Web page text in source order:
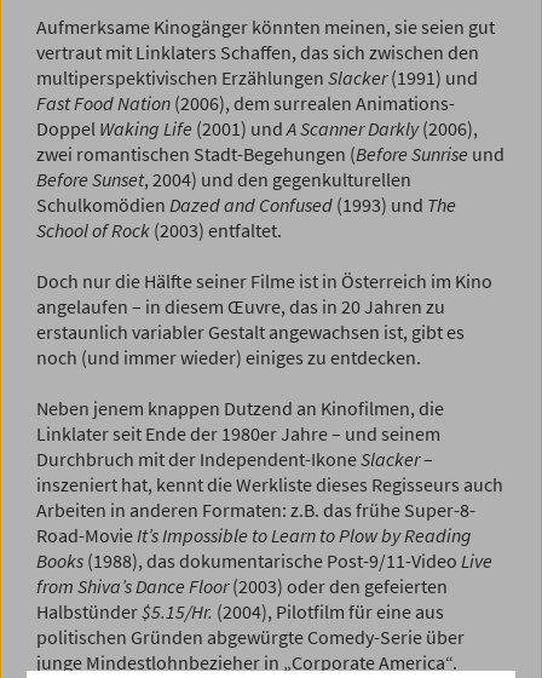
Aufmerksame Kinogänger könnten meinen, sie seien gut
vertraut mit Linklaters Schaffen, das sich zwischen den
multiperspektivischen Erzählungen Slacker(1991) und
Fast Food Nation (2006), dem surrealen Animations-
Doppel Waking Life (2001) undA Scanner Darkly(2006),
zwei romantischen Stadt-Begehungen (Before Sunrise und
Before Sunset, 2004) und den gegenkulturellen
Schulkomödien Dazed and Confused (1993) und The
School of Rock (2003) entfaltet.
Doch nur die Hälfte seiner Filme ist in Österreich im Kino
angelaufen – in diesem Œuvre, das in 20 Jahren zu
erstaunlich variabler Gestalt angewachsen ist, gibt es
noch (und immer wieder) einiges zu entdecken.
Neben jenem knappen Dutzend an Kinofilmen, die
Linklater seit Ende der 1980er Jahre – und seinem
Durchbruch mit der Independent-IkoneSlacker–
inszeniert hat, kennt die Werkliste dieses Regisseurs auch
Arbeiten in anderen Formaten: z.B. das frühe Super-8-
Road-MovieIt’s Impossible to Learn to Plow by Reading
Books (1988), das dokumentarische Post-9/11-Video Live
from Shiva’s Dance Floor(2003) oder den gefeierten
Halbstünder$5.15/Hr. (2004), Pilotfilm für eine aus
politischen Gründen abgewürgte Comedy-Serie über
junge Mindestlohnbezieher in „Corporate America“.